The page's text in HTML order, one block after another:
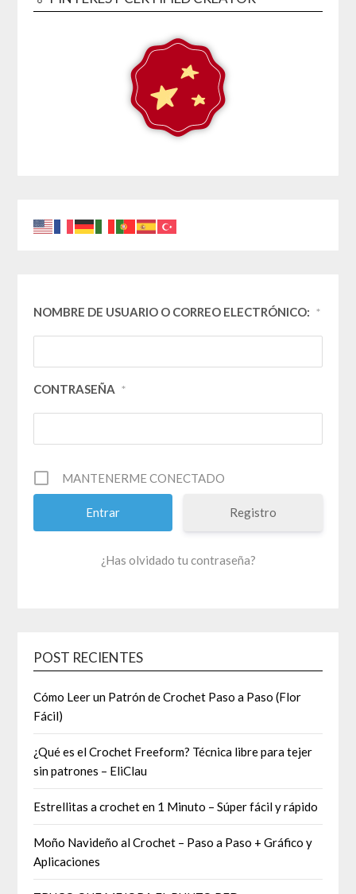
NOMBRE DE USUARIO O CORREO ELECTRÓNICO: *
CONTRASEÑA *
MANTENERME CONECTADO
Registro
¿Has olvidado tu contraseña?
POST RECIENTES
Cómo Leer un Patrón de Crochet Paso a Paso (Flor
Fácil)
¿Qué es el Crochet Freeform? Técnica libre para tejer
sin patrones – EliClau
Estrellitas a crochet en 1 Minuto – Súper fácil y rápido
Moño Navideño al Crochet – Paso a Paso + Gráfico y
Aplicaciones